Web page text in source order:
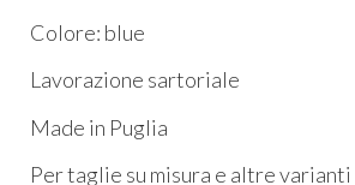
Colore: blue
Lavorazione sartoriale
Made in Puglia
Per taglie su misura e altre